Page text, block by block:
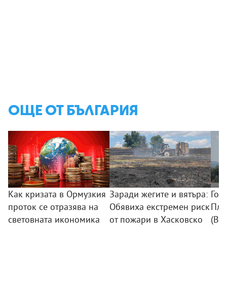
ОЩЕ ОТ БЪЛГАРИЯ
Как кризата в Ормузкия
проток се отразява на
световната икономика
Заради жегите и вятъра:
Обявиха екстремен риск
от пожари в Хасковско